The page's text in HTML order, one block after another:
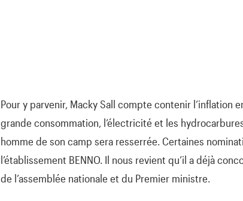
Pour y parvenir, Macky Sall compte contenir l’inflation
grande consommation, l’électricité et les
homme de son camp sera resserrée. Certaines
l’établissement BENNO. Il nous revient qu’il a déjà
de l’assemblée nationale et du Premier ministre.